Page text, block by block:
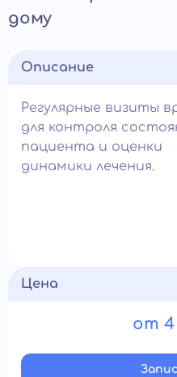
дому
Описание
Регулярные визиты
для контроля
пациента и оценки
динамики лечения.
Цена
от 4